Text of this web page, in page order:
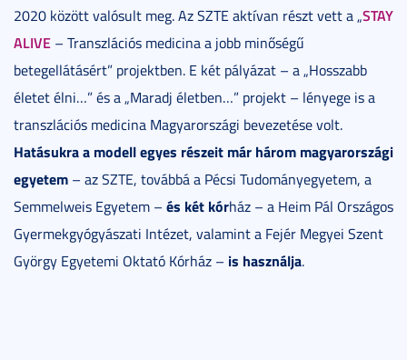
2020 között valósult meg. Az SZTE aktívan részt vett a „STAY
ALIVE – Transzlációs medicina a jobb minőségű
betegellátásért” projektben. E két pályázat – a „Hosszabb
életet élni…” és a „Maradj életben…” projekt – lényege is a
transzlációs medicina Magyarországi bevezetése volt.
Hatásukra a modell egyes részeit már három magyarországi
egyetem – az SZTE, továbbá a Pécsi Tudományegyetem, a
Semmelweis Egyetem – és két kórház – a Heim Pál Országos
Gyermekgyógyászati Intézet, valamint a Fejér Megyei Szent
György Egyetemi Oktató Kórház – is használja.